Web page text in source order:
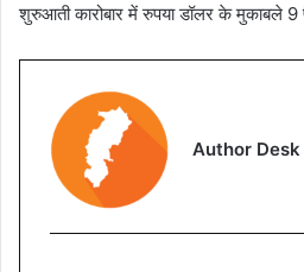
शुरुआती कारोबार में रुपया डॉलर के मुकाबले
Author Desk